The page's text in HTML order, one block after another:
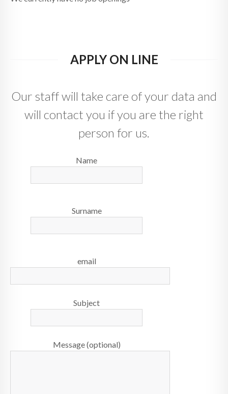
APPLY ON LINE
Our staff will take care of your data and
will contact you if you are the right
person for us.
Name
Surname
email
Subject
Message (optional)